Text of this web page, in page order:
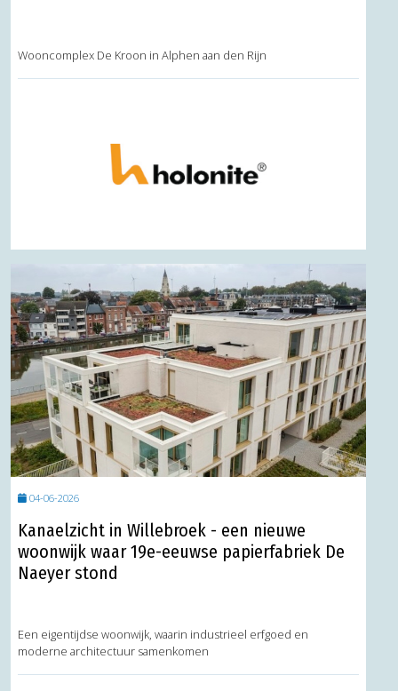
Wooncomplex De Kroon in Alphen aan den Rijn
04-06-2026
Kanaelzicht in Willebroek - een nieuwe
woonwijk waar 19e-eeuwse papierfabriek De
Naeyer stond
Een eigentijdse woonwijk, waarin industrieel erfgoed en
moderne architectuur samenkomen